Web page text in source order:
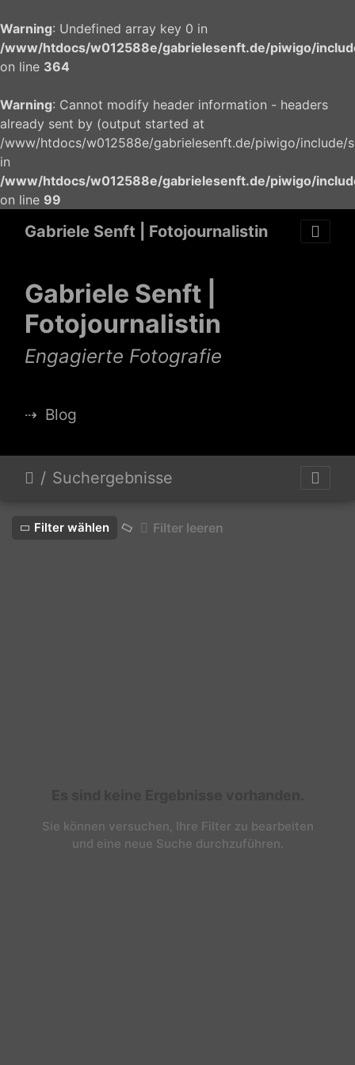
Warning: Undefined array key 0 in
/www/htdocs/w012588e/gabrielesenft.de/piwigo/
on line 364
Warning: Cannot modify header information - headers
already sent by (output started at
/www/htdocs/w012588e/gabrielesenft.de/piwigo/include/
in
/www/htdocs/w012588e/gabrielesenft.de/piwigo/
on line 99
Gabriele Senft | Fotojournalistin
Gabriele Senft |
Fotojournalistin
Engagierte Fotografie
⇢ Blog
Suchergebnisse
Filter wählen Filter leeren
Sie können versuchen, Ihre Filter zu bearbeiten
und eine neue Suche durchzuführen.